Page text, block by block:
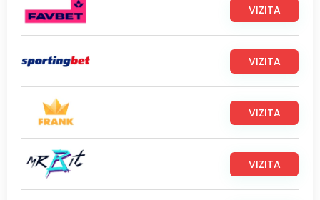
VIZITA
VIZITA
VIZITA
VIZITA